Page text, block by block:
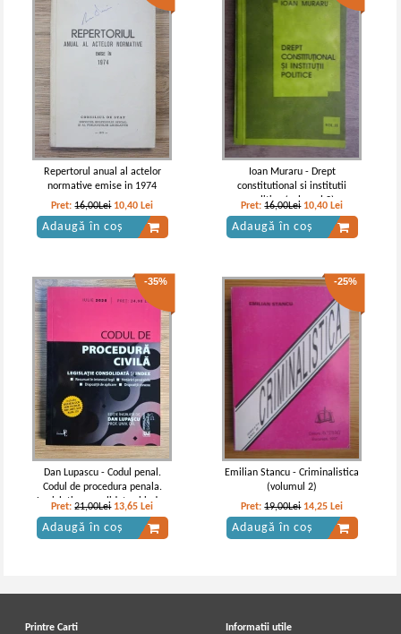
Repertorul anual al actelor
normative emise in 1974
Pret:16,00Lei 10,40 Lei
Adaugă în coș
Ioan Muraru - Drept
constitutional si institutii
politice (volumul 2)
Pret:16,00Lei 10,40 Lei
Adaugă în coș
-35%
Dan Lupascu - Codul penal.
Codul de procedura penala.
Legislatie consolidata si index
(editia a 9-a, iulie 2020)
Pret:21,00Lei 13,65 Lei
Adaugă în coș
-25%
Emilian Stancu - Criminalistica
(volumul 2)
Pret:19,00Lei 14,25 Lei
Adaugă în coș
Printre Carti Informatii utile